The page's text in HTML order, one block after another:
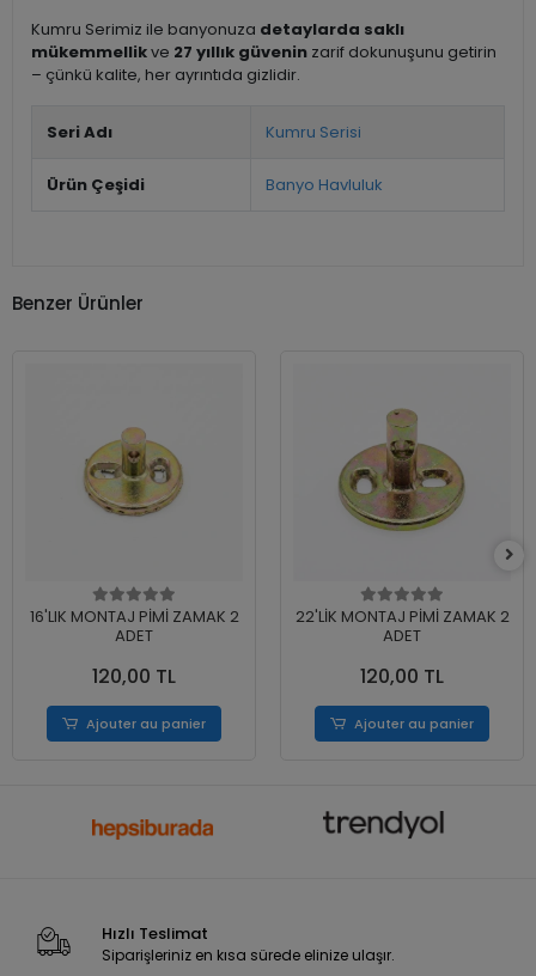
Kumru Serimiz ile banyonuza detaylarda saklı
mükemmellikve 27 yıllık güvenin zarif dokunuşunu getirin
– çünkü kalite, her ayrıntıda gizlidir.
Seri Adı Kumru Serisi
Ürün Çeşidi Banyo Havluluk
Benzer Ürünler
16'LIK MONTAJ PİMİ ZAMAK 2
ADET
120,00 TL
Ajouter au panier
22'LİK MONTAJ PİMİ ZAMAK 2
ADET
120,00 TL
Ajouter au panier
Hızlı Teslimat
Siparişleriniz en kısa sürede elinize ulaşır.